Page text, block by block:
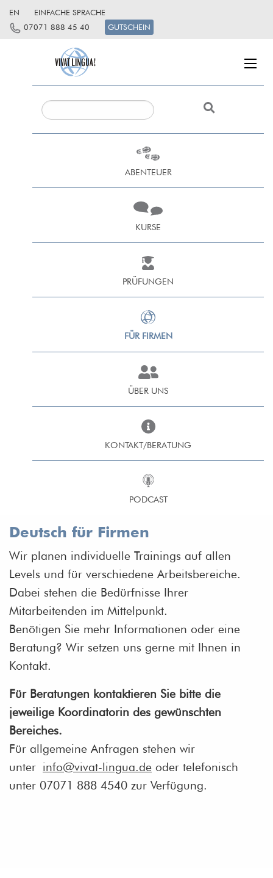
EN
EINFACHE SPRACHE
07071 888 45 40
GUTSCHEIN
ABENTEUER
KURSE
PRÜFUNGEN
FÜR FIRMEN
ÜBER UNS
KONTAKT/BERATUNG
PODCAST
Deutsch für Firmen
Wir planen individuelle Trainings auf allen
Levels und für verschiedene Arbeitsbereiche.
Dabei stehen die Bedürfnisse Ihrer
Mitarbeitenden im Mittelpunkt.
Benötigen Sie mehr Informationen oder eine
Beratung? Wir setzen uns gerne mit Ihnen in
Kontakt.
Für Beratungen kontaktieren Sie bitte die
jeweilige Koordinatorin des gewünschten
Bereiches.
Für allgemeine Anfragen stehen wir
unter info@vivat-lingua.de oder telefonisch
unter 07071 888 4540 zur Verfügung.